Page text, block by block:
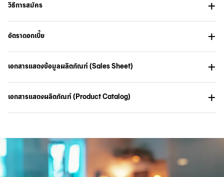
วิธีการสมัคร
อัตราดอกเบี้ย
เอกสารแสดงข้อมูลผลิตภัณฑ์ (Sales Sheet)
เอกสารแสดงผลิตภัณฑ์ (Product Catalog)